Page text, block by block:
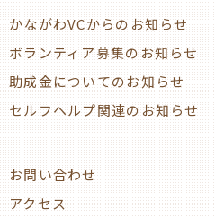
かながわVCからのお知らせ
ボランティア募集のお知らせ
助成金についてのお知らせ
セルフヘルプ関連のお知らせ
お問い合わせ
アクセス